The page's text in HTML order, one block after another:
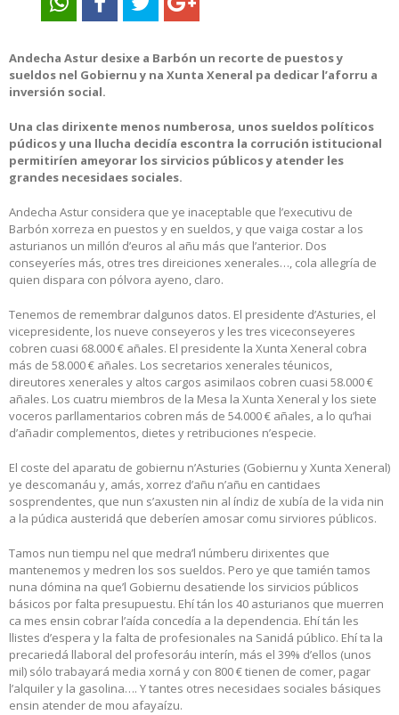
Andecha Astur desixe a Barbón un recorte de puestos y
sueldos nel Gobiernu y na Xunta Xeneral pa dedicar l’aforru a
inversión social.
Una clas dirixente menos numberosa, unos sueldos políticos
púdicos y una llucha decidía escontra la corrución istitucional
permitiríen ameyorar los sirvicios públicos y atender les
grandes necesidaes sociales.
Andecha Astur considera que ye inaceptable que l’executivu de
Barbón xorreza en puestos y en sueldos, y que vaiga costar a los
asturianos un millón d’euros al añu más que l’anterior. Dos
conseyeríes más, otres tres direiciones xenerales…, cola allegría de
quien dispara con pólvora ayeno, claro.
Tenemos de remembrar dalgunos datos. El presidente d’Asturies, el
vicepresidente, los nueve conseyeros y les tres viceconseyeres
cobren cuasi 68.000 € añales. El presidente la Xunta Xeneral cobra
más de 58.000 € añales. Los secretarios xenerales téunicos,
direutores xenerales y altos cargos asimilaos cobren cuasi 58.000 €
añales. Los cuatru miembros de la Mesa la Xunta Xeneral y los siete
voceros parllamentarios cobren más de 54.000 € añales, a lo qu’hai
d’añadir complementos, dietes y retribuciones n’especie.
El coste del aparatu de gobiernu n’Asturies (Gobiernu y Xunta Xeneral)
ye descomanáu y, amás, xorrez d’añu n’añu en cantidaes
sosprendentes, que nun s’axusten nin al índiz de xubía de la vida nin
a la púdica austeridá que deberíen amosar comu sirviores públicos.
Tamos nun tiempu nel que medra’l númberu dirixentes que
mantenemos y medren los sos sueldos. Pero ye que tamién tamos
nuna dómina na que’l Gobiernu desatiende los sirvicios públicos
básicos por falta presupuestu. Ehí tán los 40 asturianos que muerren
ca mes ensin cobrar l’aída concedía a la dependencia. Ehí tán les
llistes d’espera y la falta de profesionales na Sanidá público. Ehí ta la
precariedá llaboral del profesoráu interín, más el 39% d’ellos (unos
mil) sólo trabayará media xorná y con 800 € tienen de comer, pagar
l’alquiler y la gasolina…. Y tantes otres necesidaes sociales básiques
ensin atender de mou afayaízu.